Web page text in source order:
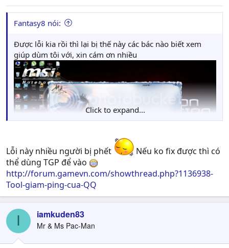
Fantasy8 nói:
Được lỗi kia rồi thì lại bị thế này các bác nào biết xem
giúp dùm tôi với, xin cám ơn nhiều
Click to expand...
Lỗi này nhiều người bị phết
Nếu ko fix được thì có
thể dùng TGP để vào
http://forum.gamevn.com/showthread.php?1136938-
Tool-giam-ping-cua-QQ
I iamkuden83
Mr & Ms Pac-Man